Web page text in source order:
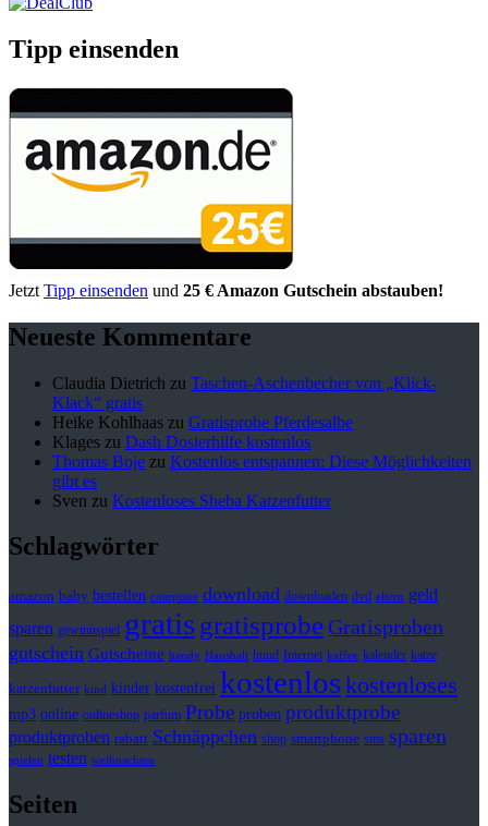
Tipp einsenden
Jetzt Tipp einsenden und 25 € Amazon Gutschein abstauben!
Neueste Kommentare
Claudia Dietrich zu Taschen-Aschenbecher von „Klick-
Klack“ gratis
Heike Kohlhaas zu Gratisprobe Pferdesalbe
Klages zu Dash Dosierhilfe kostenlos
Thomas Boje zu Kostenlos entspannen: Diese Möglichkeiten
gibt es
Sven zu Kostenloses Sheba Katzenfutter
Schlagwörter
amazon baby bestellen computer download downloaden dvd eltern geld
sparen gewinnspiel gratisgratisprobeGratisproben
gutschein Gutscheine handy Haushalt hund Internet kaffee kalender katze
katzenfutter kind kinder kostenfrei kostenloskostenloses
mp3 online onlineshop parfum Probe proben produktprobe
produktproben rabatt Schnäppchen shop smartphone sms sparen
spielen testen weihnachten
Seiten